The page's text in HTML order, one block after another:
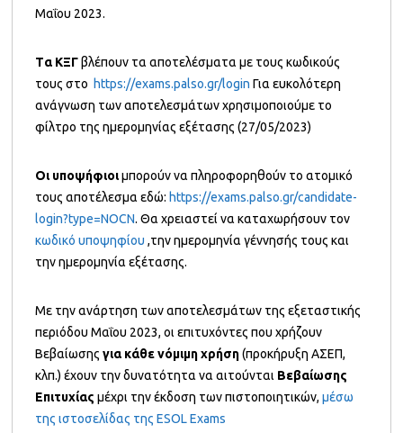
Μαΐου 2023.
Tα ΚΞΓβλέπουν τα αποτελέσματα με τους κωδικούς
τους στο https://exams.palso.gr/login Για ευκολότερη
ανάγνωση των αποτελεσμάτων χρησιμοποιούμε το
φίλτρο της ημερομηνίας εξέτασης (27/05/2023)
Οι υποψήφιοιμπορούν να πληροφορηθούν το ατομικό
τους αποτέλεσμα εδώ: https://exams.palso.gr/candidate-
login?type=NOCN. Θα χρειαστεί να καταχωρήσουν τον
κωδικό υποψηφίου ,την ημερομηνία γέννησής τους και
την ημερομηνία εξέτασης.
Με την ανάρτηση των αποτελεσμάτων της εξεταστικής
περιόδου Μαΐου 2023, οι επιτυχόντες που χρήζουν
Βεβαίωσης για κάθε νόμιμη χρήση(προκήρυξη ΑΣΕΠ,
κλπ.) έχουν την δυνατότητα να αιτούνται Βεβαίωσης
Επιτυχίας μέχρι την έκδοση των πιστοποιητικών,μέσω
της ιστοσελίδας της ESOL Exams